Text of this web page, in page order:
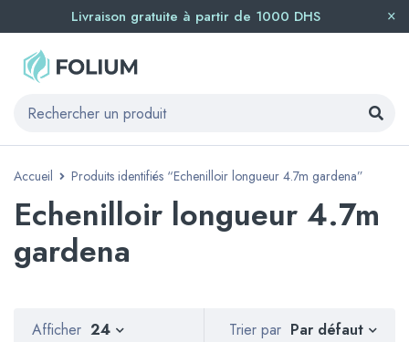
Livraison gratuite à partir de 1000 DHS
Accueil Produits identifiés “Echenilloir longueur 4.7m gardena”
Echenilloir longueur 4.7m
gardena
Trier par Par défaut
Afficher 24